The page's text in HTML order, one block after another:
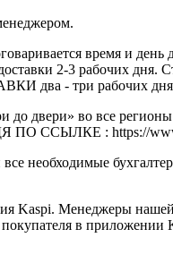
время и день
доставки 2-3 рабочих
два - три рабочих
до двери» во все регионы
ПО ССЫЛКЕ : https://
необходимые
Kaspi. Менеджеры
в приложении